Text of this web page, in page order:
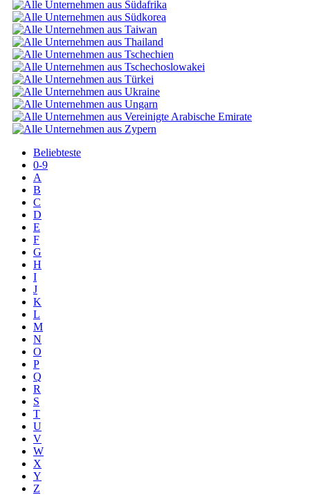
Beliebteste
0-9
A
B
C
D
E
F
G
H
I
J
K
L
M
N
O
P
Q
R
S
T
U
V
W
X
Y
Z